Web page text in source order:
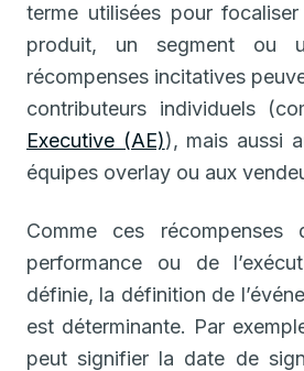
terme utilisées pour
produit, un segment ou
récompenses incitatives
contributeurs individuels
Executive (AE)), mais aussi
équipes overlay ou aux
Comme ces récompenses
performance ou de
définie, la définition de
est déterminante. Par
peut signifier la date de